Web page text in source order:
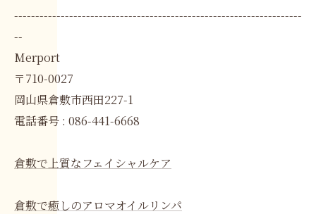
--------------------------------------------------------------------
--
Merport
〒710-0027
岡山県倉敷市西田227-1
電話番号 : 086-441-6668
倉敷で上質なフェイシャルケア
倉敷で癒しのアロマオイルリンパ